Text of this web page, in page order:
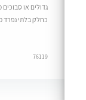
גדולים או סבוכים
כחלק בלתי נפרד מהצות